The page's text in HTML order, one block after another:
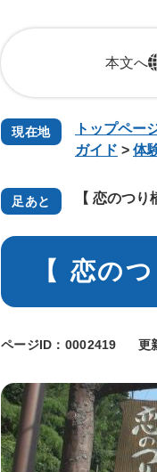
本文へ
現在地 トップペー
ガイド > 体
足あと 【 恋のつ
本
【 恋の
ページID：0002419 更